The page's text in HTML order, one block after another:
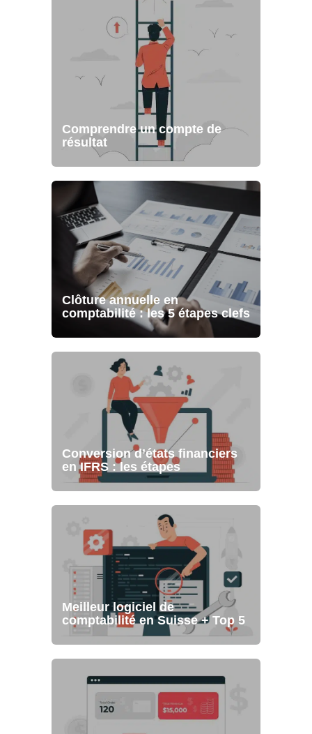
Comprendre un compte de
résultat
Clôture annuelle en
comptabilité : les 5 étapes clefs
Conversion d’états financiers
en IFRS : les étapes
Meilleur logiciel de
comptabilité en Suisse + Top 5